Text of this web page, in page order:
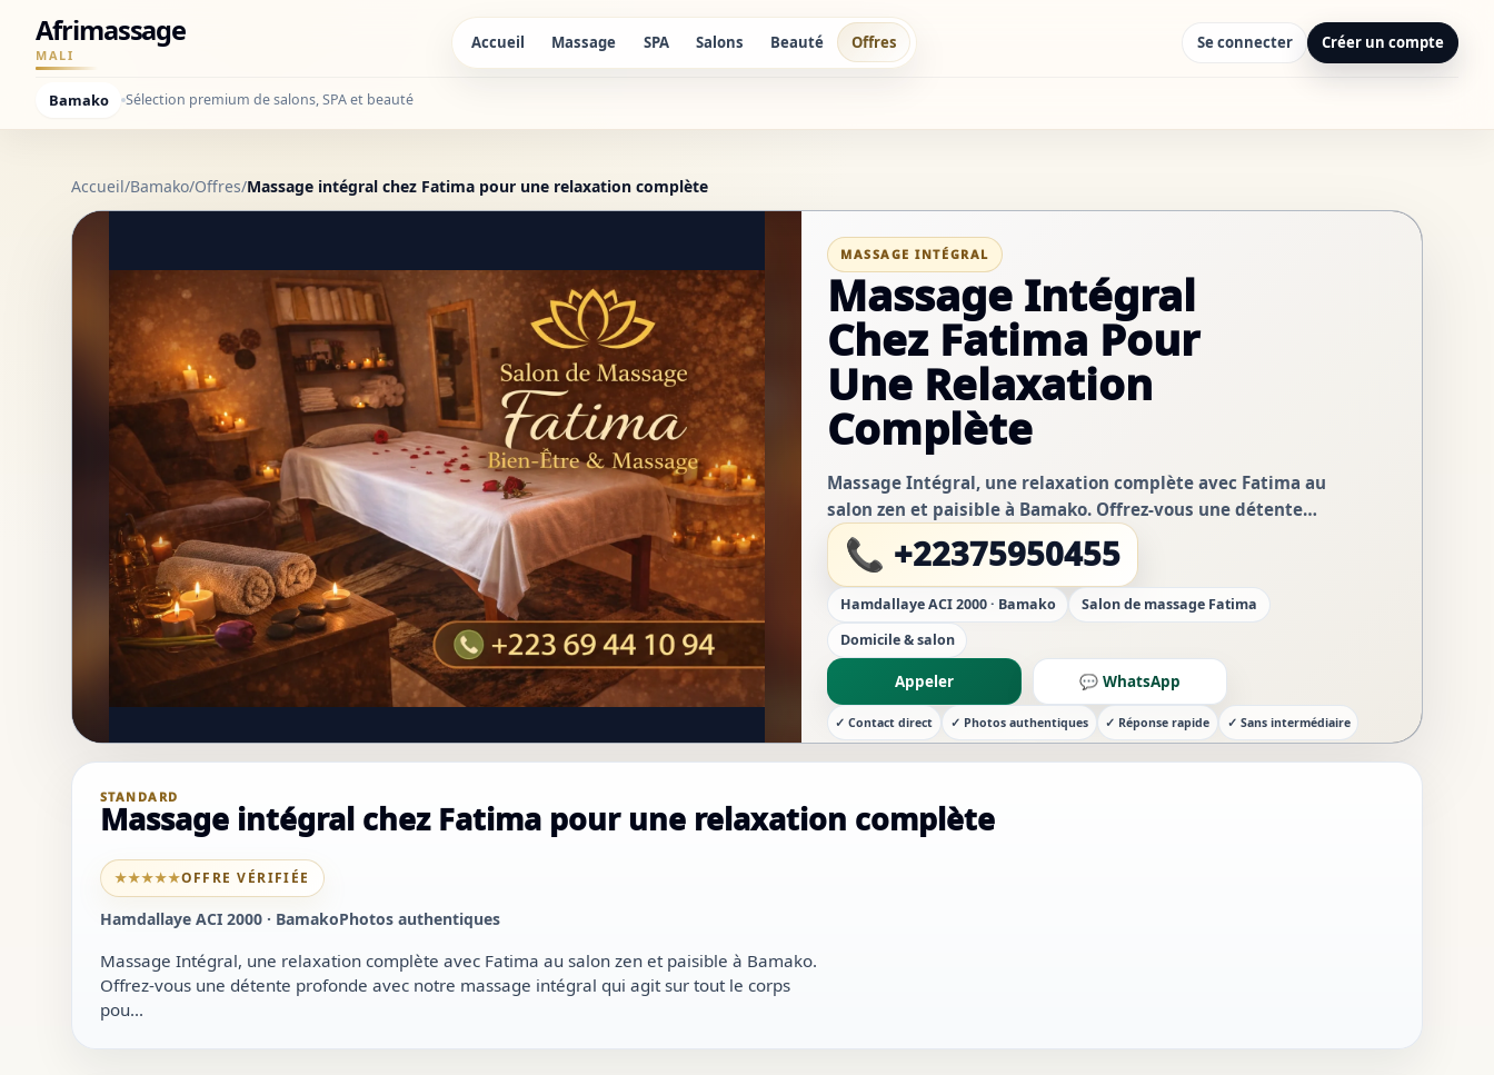
Afrimassage
MALI
Accueil Massage SPA Salons Beauté Offres Se connecter Créer un compte
Bamako Sélection premium de salons, SPA et beauté
Accueil/Bamako/Offres/Massage intégral chez Fatima pour une relaxation complète
MASSAGE INTÉGRAL
Massage Intégral
Chez Fatima Pour
Une Relaxation
Complète
Massage Intégral, une relaxation complète avec Fatima au
salon zen et paisible à Bamako. Offrez-vous une détente
profonde avec notre massage intégral qui agit sur tout le
corps pou...
📞 +22375950455
Hamdallaye ACI 2000 · Bamako
Salon de massage Fatima
Domicile & salon
Appeler 💬 WhatsApp
✓ Contact direct ✓ Photos authentiques ✓ Réponse rapide ✓ Sans intermédiaire
STANDARD
Massage intégral chez Fatima pour une relaxation complète
★★★★★OFFRE VÉRIFIÉE
Hamdallaye ACI 2000 · BamakoPhotos authentiques
Massage Intégral, une relaxation complète avec Fatima au salon zen et paisible à Bamako.
Offrez-vous une détente profonde avec notre massage intégral qui agit sur tout le corps
pou...